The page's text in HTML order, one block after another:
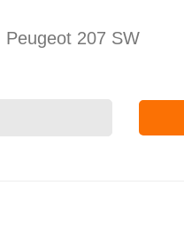
Peugeot 207 SW